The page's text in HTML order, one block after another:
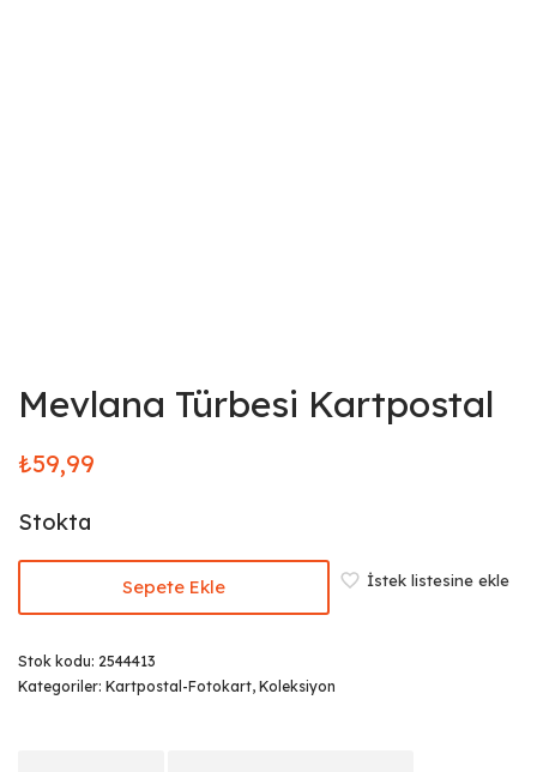
Mevlana Türbesi Kartpostal
₺59,99
Stokta
Sepete Ekle İstek listesine ekle
Stok kodu: 2544413
Kategoriler: Kartpostal-Fotokart, Koleksiyon